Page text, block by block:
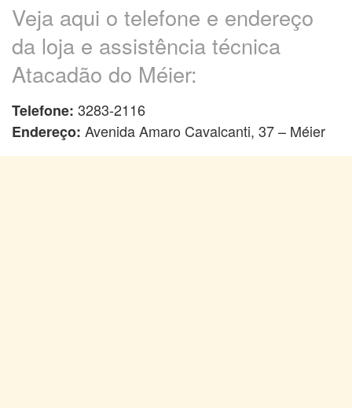
Veja aqui o telefone e endereço
da loja e assistência técnica
Atacadão do Méier:
Telefone: 3283-2116
Endereço: Avenida Amaro Cavalcanti, 37 – Méier